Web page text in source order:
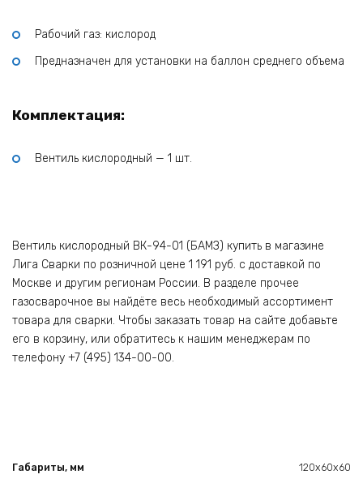
Рабочий газ: кислород
Предназначен для установки на баллон среднего объема
Комплектация:
Вентиль кислородный — 1 шт.
Вентиль кислородный ВК-94-01 (БАМЗ) купить в магазине
Лига Сварки по розничной цене 1 191 руб. с доставкой по
Москве и другим регионам России. В разделе прочее
газосварочное вы найдёте весь необходимый ассортимент
товара для сварки. Чтобы заказать товар на сайте добавьте
его в корзину, или обратитесь к нашим менеджерам по
телефону +7 (495) 134-00-00.
Габариты, мм 120х60х60